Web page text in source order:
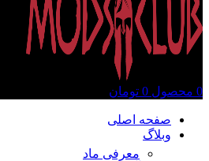
0 محصول 0 تومان
صفحه اصلی
وبلاگ
معرفی ماد